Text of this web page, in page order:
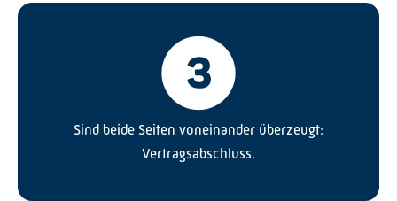
Sind beide Seiten voneinander überzeugt:
Vertragsabschluss.